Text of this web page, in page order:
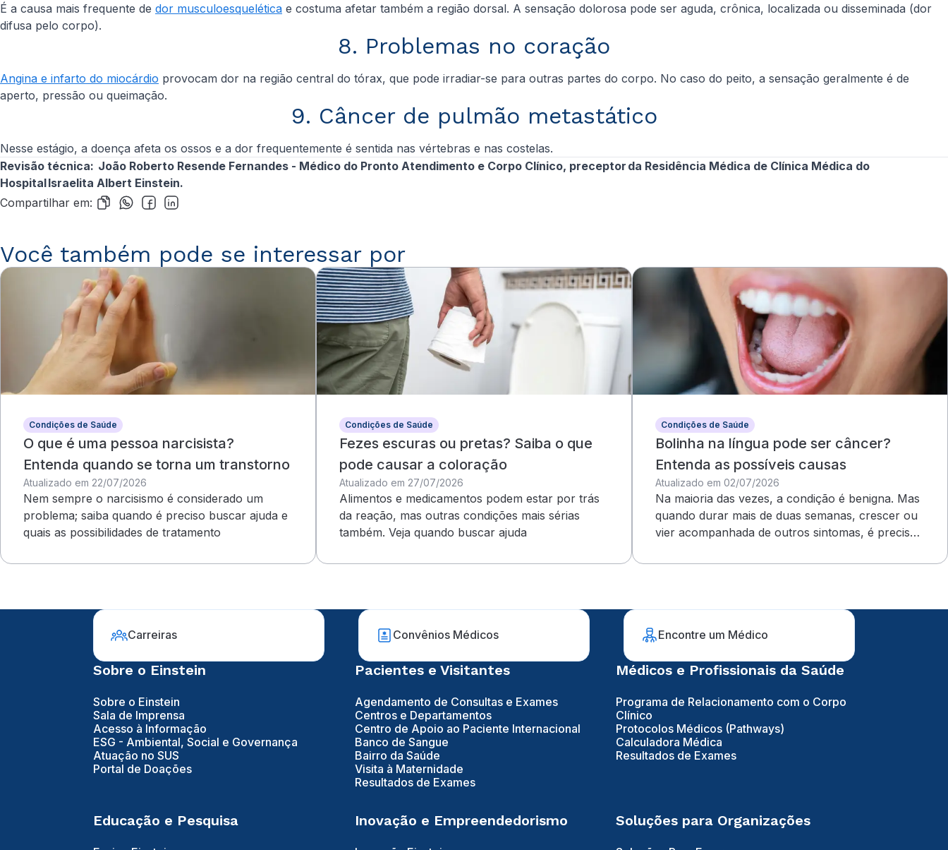
É a causa mais frequente de dor musculoesquelética e costuma afetar também a região dorsal. A sensação dolorosa pode ser aguda, crônica, localizada ou disseminada (dor
difusa pelo corpo).
8. Problemas no coração
Angina e infarto do miocárdio provocam dor na região central do tórax, que pode irradiar-se para outras partes do corpo. No caso do peito, a sensação geralmente é de
aperto, pressão ou queimação.
9. Câncer de pulmão metastático
Nesse estágio, a doença afeta os ossos e a dor frequentemente é sentida nas vértebras e nas costelas.
Revisão técnica: João Roberto Resende Fernandes - Médico do Pronto Atendimento e Corpo Clínico, preceptor da Residência Médica de Clínica Médica do
Hospital Israelita Albert Einstein.
Compartilhar em:
Você também pode se interessar por
Condições de Saúde
O que é uma pessoa narcisista?
Entenda quando se torna um transtorno
Atualizado em 22/07/2026
Nem sempre o narcisismo é considerado um
problema; saiba quando é preciso buscar ajuda e
quais as possibilidades de tratamento
Condições de Saúde
Fezes escuras ou pretas? Saiba o que
pode causar a coloração
Atualizado em 27/07/2026
Alimentos e medicamentos podem estar por trás
da reação, mas outras condições mais sérias
também. Veja quando buscar ajuda
Condições de Saúde
Bolinha na língua pode ser câncer?
Entenda as possíveis causas
Atualizado em 02/07/2026
Na maioria das vezes, a condição é benigna. Mas
quando durar mais de duas semanas, crescer ou
vier acompanhada de outros sintomas, é preciso
Carreiras Convênios Médicos Encontre um Médico
Sobre o Einstein
Sobre o Einstein
Sala de Imprensa
Acesso à Informação
ESG - Ambiental, Social e Governança
Atuação no SUS
Portal de Doações
Pacientes e Visitantes
Agendamento de Consultas e Exames
Centros e Departamentos
Centro de Apoio ao Paciente Internacional
Banco de Sangue
Bairro da Saúde
Visita à Maternidade
Resultados de Exames
Médicos e Profissionais da Saúde
Programa de Relacionamento com o Corpo
Clínico
Protocolos Médicos (Pathways)
Calculadora Médica
Resultados de Exames
Educação e Pesquisa Inovação e Empreendedorismo Soluções para Organizações